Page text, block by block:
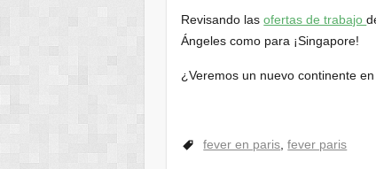
Revisando lasofertas de trabajo
Ángeles como para ¡Singapore!
¿Veremos un nuevo continente
fever en paris,fever paris